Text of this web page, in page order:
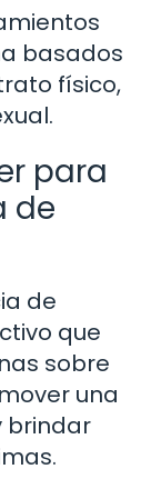
basados
físico,
para
de
de
que
sobre
una
brindar